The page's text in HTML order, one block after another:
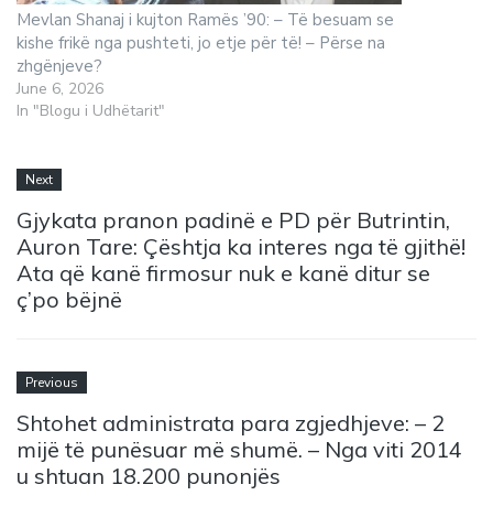
Mevlan Shanaj i kujton Ramës ’90: – Të besuam se
kishe frikë nga pushteti, jo etje për të! – Përse na
zhgënjeve?
June 6, 2026
In "Blogu i Udhëtarit"
Next
Gjykata pranon padinë e PD për Butrintin,
Auron Tare: Çështja ka interes nga të gjithë!
Ata që kanë firmosur nuk e kanë ditur se
ç’po bëjnë
Previous
Shtohet administrata para zgjedhjeve: – 2
mijë të punësuar më shumë. – Nga viti 2014
u shtuan 18.200 punonjës